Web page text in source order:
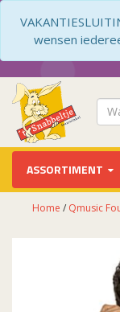
wensen
ASSORTIMENT
Home / Qmusic